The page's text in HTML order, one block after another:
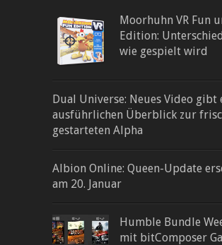
Moorhuhn VR Fun
Edition:
wie gespielt wird
Dual Universe: Neues Video gibt
ausführlichen Überblick zur
gestarteten Alpha
Albion Online: Queen-Update
am 20. Januar
Humble Bundle
mit bitComposer